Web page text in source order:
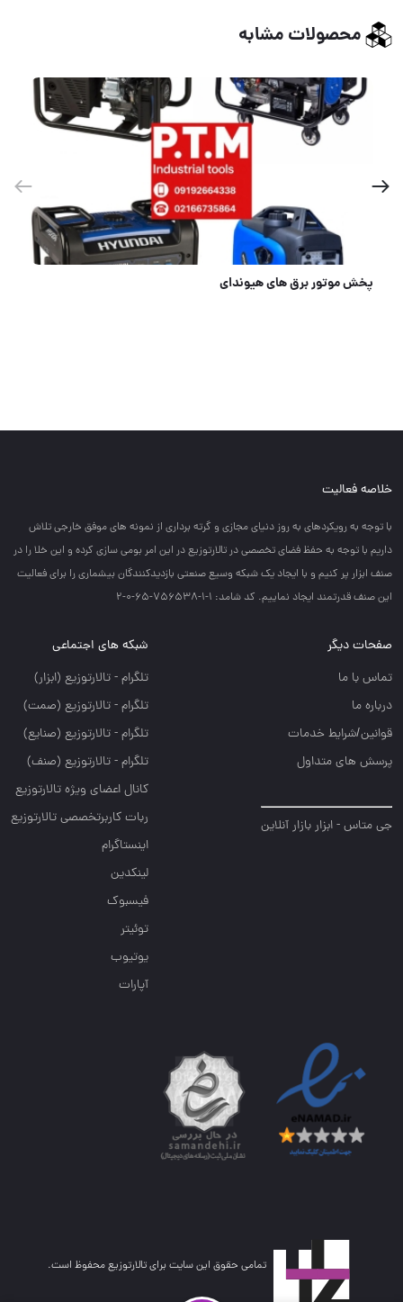
محصولات مشابه
پخش موتور برق های هیوندای
خلاصه فعالیت
با توجه به رويكردهاي به روز دنياي مجازي و گرته برداري از نمونه هاي موفق خارجي تلاش
داريم با توجه به حفظ فضاي تخصصي در تالارتوزيع در اين امر بومي سازي كرده و اين خلا را در
صنف ابزار پر كنيم و با ايجاد يك شبكه وسيع صنعتي بازديدكنندگان بيشماري را براي فعاليت
اين صنف قدرتمند ايجاد نماييم. کد شامد: 1-1-756538-65-0-2
صفحات دیگر
تماس با ما
درباره ما
قوانین/شرایط خدمات
پرسش های متداول
جی متاس - ابزار بازار آنلاین
شبکه های اجتماعی
تلگرام - تالارتوزيع (ابزار)
تلگرام - تالارتوزيع (صمت)
تلگرام - تالارتوزيع (صنايع)
تلگرام - تالارتوزیع (صنف)
کانال اعضای ویژه تالارتوزیع
ربات کاربرتخصصی تالارتوزیع
اینستاگرام
لینکدین
فیسبوک
توئیتر
یوتیوب
آپارات
تمامی حقوق این سایت برای تالارتوزیع محفوظ است.